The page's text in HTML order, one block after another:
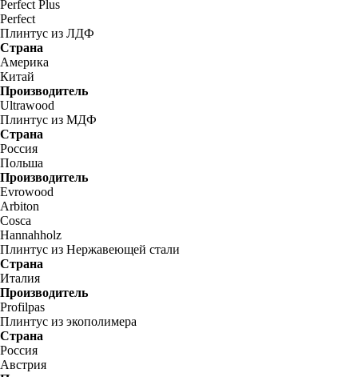
Perfect Plus
Perfect
Плинтус из ЛДФ
Страна
Америка
Китай
Производитель
Ultrawood
Плинтус из МДФ
Страна
Россия
Польша
Производитель
Evrowood
Arbiton
Cosca
Hannahholz
Плинтус из Нержавеющей стали
Страна
Италия
Производитель
Profilpas
Плинтус из экополимера
Страна
Россия
Австрия